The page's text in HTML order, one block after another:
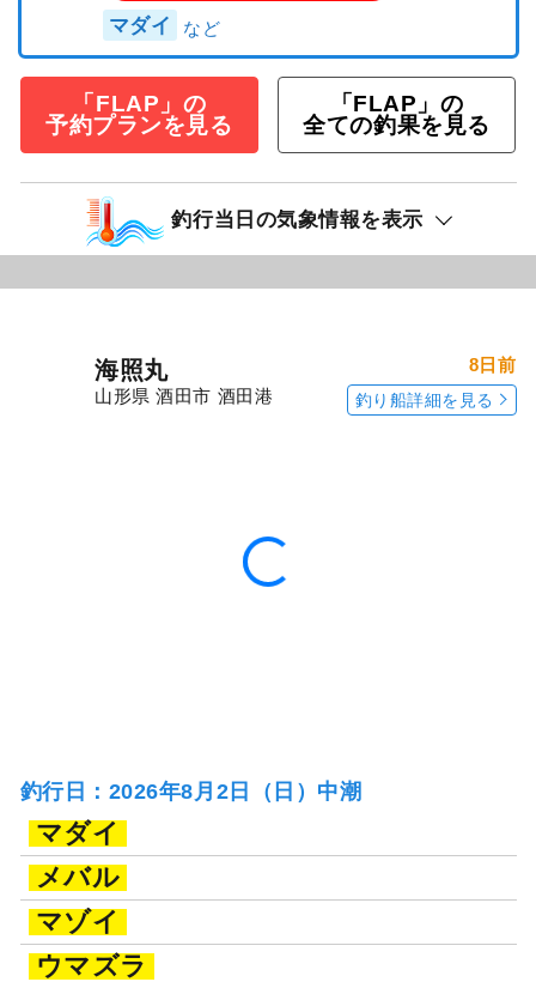
マダイ
「FLAP」の
予約プランを見る
「FLAP」の
全ての釣果を見る
釣行当日の気象情報を表示
海照丸
山形県 酒田市 酒田港
8日前
釣り船詳細を見る
釣行日：2026年8月2日（日）中潮
マダイ
メバル
マゾイ
ウマズラ